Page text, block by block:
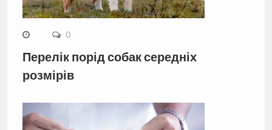
0
Перелік порід собак середніх
розмірів